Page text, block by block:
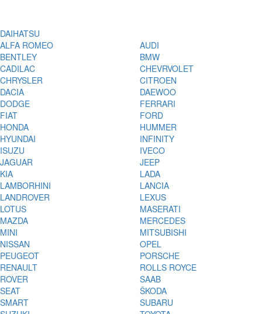
DAIHATSU
ALFA ROMEO
AUDI
BENTLEY
BMW
CADILAC
CHEVRVOLET
CHRYSLER
CITROEN
DACIA
DAEWOO
DODGE
FERRARI
FIAT
FORD
HONDA
HUMMER
HYUNDAI
INFINITY
ISUZU
IVECO
JAGUAR
JEEP
KIA
LADA
LAMBORHINI
LANCIA
LANDROVER
LEXUS
LOTUS
MASERATI
MAZDA
MERCEDES
MINI
MITSUBISHI
NISSAN
OPEL
PEUGEOT
PORSCHE
RENAULT
ROLLS ROYCE
ROVER
SAAB
SEAT
ŠKODA
SMART
SUBARU